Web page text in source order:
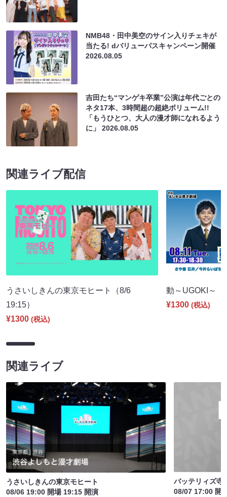
NMB48・田中美空のサイン入りチェキが
当たる! dバリューパスキャンペーン開催
2026.08.05
吉田たち“マンゲキ卒業”公演は年代ごとの
ネタ17本、3時間超の超絶ボリューム!!
「もうひとつ、大人の漫才師になれるよう
に」2026.08.05
関連ライブ配信
うさいしきんの東京モヒート（8/6
19:15）
¥1300 (税込)
動～UGOKI～
¥1300 (税込)
関連ライブ
うさいしきんの東京モヒート
08/06 19:00 開場 19:15 開演
バッテリィズ寺
08/07 17:00 開